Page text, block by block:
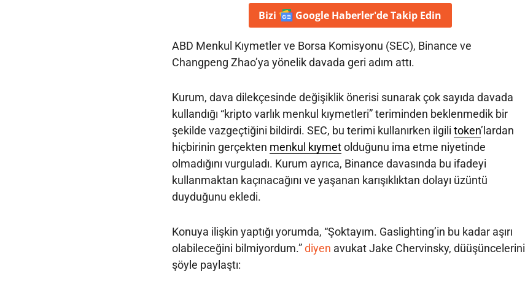
Bizi Google Haberler'deTakip Edin
ABD Menkul Kıymetler ve Borsa Komisyonu (SEC), Binance ve
Changpeng Zhao’ya yönelik davada geri adım attı.
Kurum, dava dilekçesinde değişiklik önerisi sunarak çok sayıda davada
kullandığı “kripto varlık menkul kıymetleri” teriminden beklenmedik bir
şekilde vazgeçtiğini bildirdi. SEC, bu terimi kullanırken ilgili token’lardan
hiçbirinin gerçekten menkul kıymetolduğunu ima etme niyetinde
olmadığını vurguladı. Kurum ayrıca, Binance davasında bu ifadeyi
kullanmaktan kaçınacağını ve yaşanan karışıklıktan dolayı üzüntü
duyduğunu ekledi.
Konuya ilişkin yaptığı yorumda, “Şoktayım. Gaslighting’in bu kadar aşırı
olabileceğini bilmiyordum.”diyen avukat Jake Chervinsky, düüşüncelerini
şöyle paylaştı: